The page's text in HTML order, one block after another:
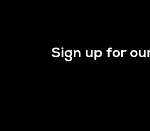
Sign up for